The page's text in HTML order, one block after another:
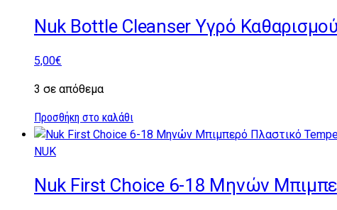
Nuk Bottle Cleanser Υγρό
5,00€
3 σε απόθεμα
Προσθήκη στο καλάθι
NUK
Nuk First Choice 6-18 Μηνών